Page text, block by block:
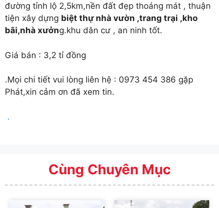
đường tỉnh lộ 2,5km,nền đất đẹp thoáng mát , thuận
tiện xây dựng biệt thự nhà vườn ,trang trại ,kho
bãi,nhà xưởng.khu dân cư , an ninh tốt.
Giá bán : 3,2 tỉ đồng
.Mọi chi tiết vui lòng liên hệ : 0973 454 386 gặp
Phát,xin cảm ơn đã xem tin.
.
Cùng Chuyên Mục